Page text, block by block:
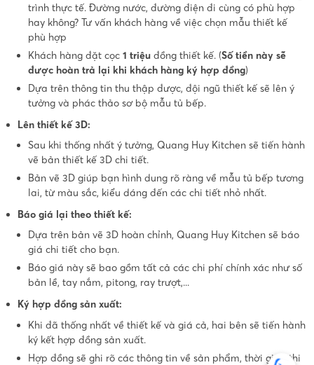
trình thực tế. Đường nước, đường điện đi cùng có phù hợp
hay không? Tư vấn khách hàng về việc chọn mẫu thiết kế
phù hợp
Khách hàng đặt cọc 1 triệuđồng thiết kế. (Số tiền này sẽ
được hoàn trả lại khi khách hàng ký hợp đồng)
Dựa trên thông tin thu thập được, đội ngũ thiết kế sẽ lên ý
tưởng và phác thảo sơ bộ mẫu tủ bếp.
Lên thiết kế 3D:
Sau khi thống nhất ý tưởng, Quang Huy Kitchen sẽ tiến hành
vẽ bản thiết kế 3D chi tiết.
Bản vẽ 3D giúp bạn hình dung rõ ràng về mẫu tủ bếp tương
lai, từ màu sắc, kiểu dáng đến các chi tiết nhỏ nhất.
Báo giá lại theo thiết kế:
Dựa trên bản vẽ 3D hoàn chỉnh, Quang Huy Kitchen sẽ báo
giá chi tiết cho bạn.
Báo giá này sẽ bao gồm tất cả các chi phí chính xác như số
bản lề, tay nắm, pitong, ray trượt,...
Ký hợp đồng sản xuất:
Khi đã thống nhất về thiết kế và giá cả, hai bên sẽ tiến hành
ký kết hợp đồng sản xuất.
Hợp đồng sẽ ghi rõ các thông tin về sản phẩm, thời gian thi